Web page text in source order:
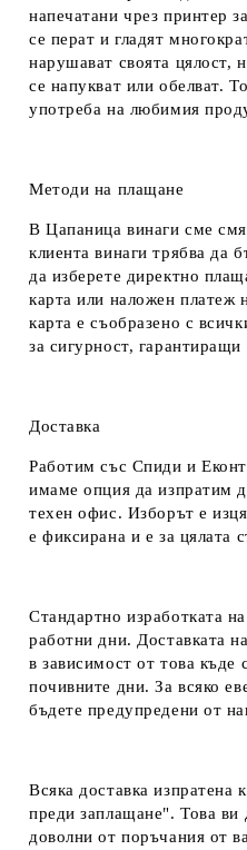
напечатани чрез принтер
се перат и гладят
нарушават своята цялост,
се напукват или обелват.
употреба на любимия
Методи на плащане
В Цапаница винаги сме
клиента винаги трябва да
да изберете директно
карта или наложен платеж
карта е съобразено с
за сигурност,
Доставка
Работим със Спиди и
имаме опция да изпратим
техен офис. Изборът е
е фиксирана и е за цялата
Стандартно изработката
работни дни. Доставката
в зависимост от това къде
почивните дни. За всяко
бъдете предупредени от
Всяка доставка изпратена
преди заплащане". Това ви
доволни от поръчания от